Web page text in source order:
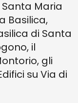
Maria
Basilica,
di Santa
il
gli
su Via di